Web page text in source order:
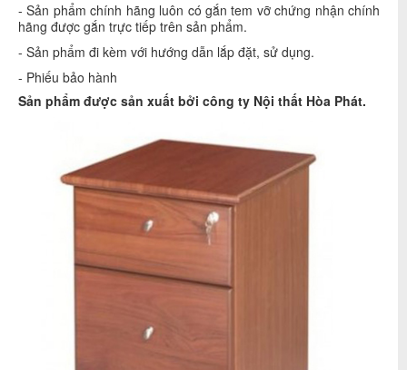
- Sản phẩm chính hãng luôn có gắn tem vỡ chứng nhận chính
hãng được gắn trực tiếp trên sản phẩm.
- Sản phẩm đi kèm với hướng dẫn lắp đặt, sử dụng.
- Phiếu bảo hành
Sản phẩm được sản xuất bởi công ty Nội thất Hòa Phát.